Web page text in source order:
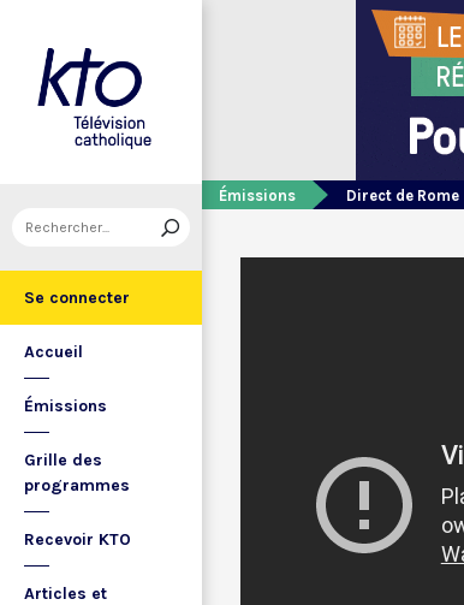
Se connecter
Accueil
Émissions
Grille des
programmes
Recevoir KTO
Articles et
Émissions Direct de Rome